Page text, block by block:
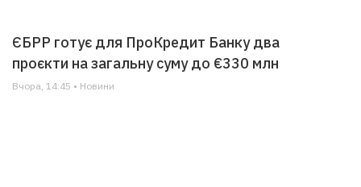
ЄБРР готує для ПроКредит Банку два
проєкти на загальну суму до €330 млн
Вчора, 14:45 • Новини